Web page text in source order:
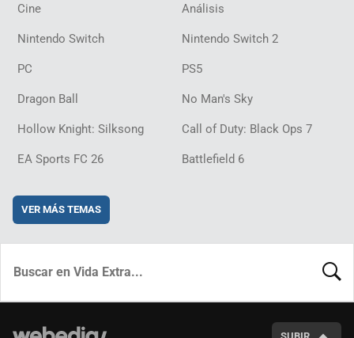
Cine Análisis
Nintendo Switch Nintendo Switch 2
PC PS5
Dragon Ball No Man's Sky
Hollow Knight: Silksong Call of Duty: Black Ops 7
EA Sports FC 26 Battlefield 6
VER MÁS TEMAS